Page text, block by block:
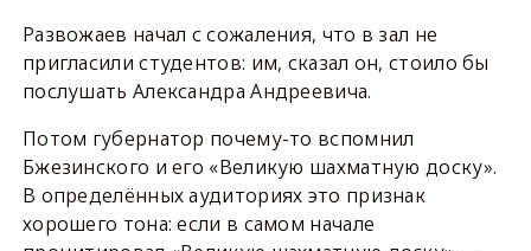
Развожаев начал с сожаления, что в зал не
пригласили студентов: им, сказал он, стоило бы
послушать Александра Андреевича.
Потом губернатор почему-то вспомнил
Бжезинского и его «Великую шахматную доску».
В определённых аудиториях это признак
хорошего тона: если в самом начале